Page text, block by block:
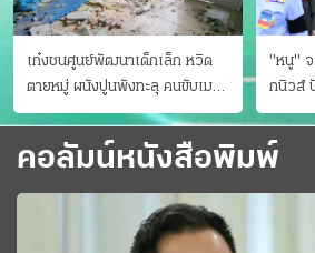
เก๋งชนศูนย์พัฒนาเด็กเล็ก หวิด
ตายหมู่ ผนังปูนพังทะลุ คนขับเมา
ยา
"หนู" จ
กนิวส์
ต้นทาง
คอลัมน์หนังสือพิมพ์